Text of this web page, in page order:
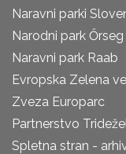
Naravni parki
Narodni park Őrseg
Naravni park Raab
Evropska Zelena
Zveza Europarc
Partnerstvo
Spletna stran -